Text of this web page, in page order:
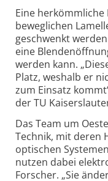
Eine
beweglichen
geschwenkt
eine
werden kann.
Platz, weshalb er
zum Ein­satz
der TU
Das Team um
Technik, mit deren
optischen
nutzen dabei
Forscher. „Sie